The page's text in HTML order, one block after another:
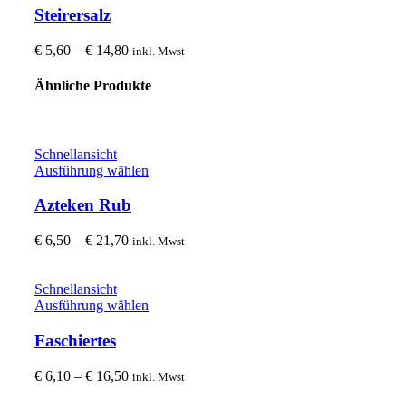
werden
Varianten
Optionen
gewählt
Steirersalz
€ 5,60 – € 14,80Preisspanne:
bis
inkl. Mwst
Ähnliche Produkte
Schnellansicht
Ausführung wählen
Varianten
auf
werden
Azteken Rub
€ 6,50 – € 21,70Preisspanne:
inkl. Mwst
Schnellansicht
Ausführung wählen
Varianten
auf.
Faschiertes
€ 6,10 – € 16,50Preisspanne:
inkl. Mwst